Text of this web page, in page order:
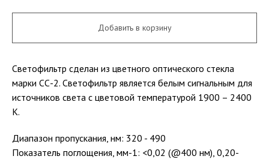
Добавить в корзину
Светофильтр сделан из цветного оптического стекла
марки СС-2. Светофильтр является белым сигнальным для
источников света с цветовой температурой 1900 – 2400
К.
Диапазон пропускания, нм: 320 - 490
Показатель поглощения, мм-1: <0,02 (@400 нм), 0,20-